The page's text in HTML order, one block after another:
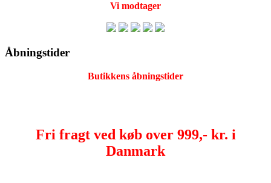
Vi modtager
Åbningstider
Butikkens åbningstider
Fri fragt ved køb over 999,- kr. i
Danmark